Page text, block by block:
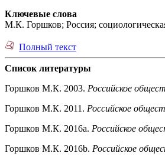
Ключевые слова
М.К. Горшков; Россия;
Полный текст
Список литературы
Горшков М.К. 2003. Российское
Горшков М.К. 2011. Российское
Горшков М.К. 2016a. Российское
Горшков М.К. 2016b. Российское